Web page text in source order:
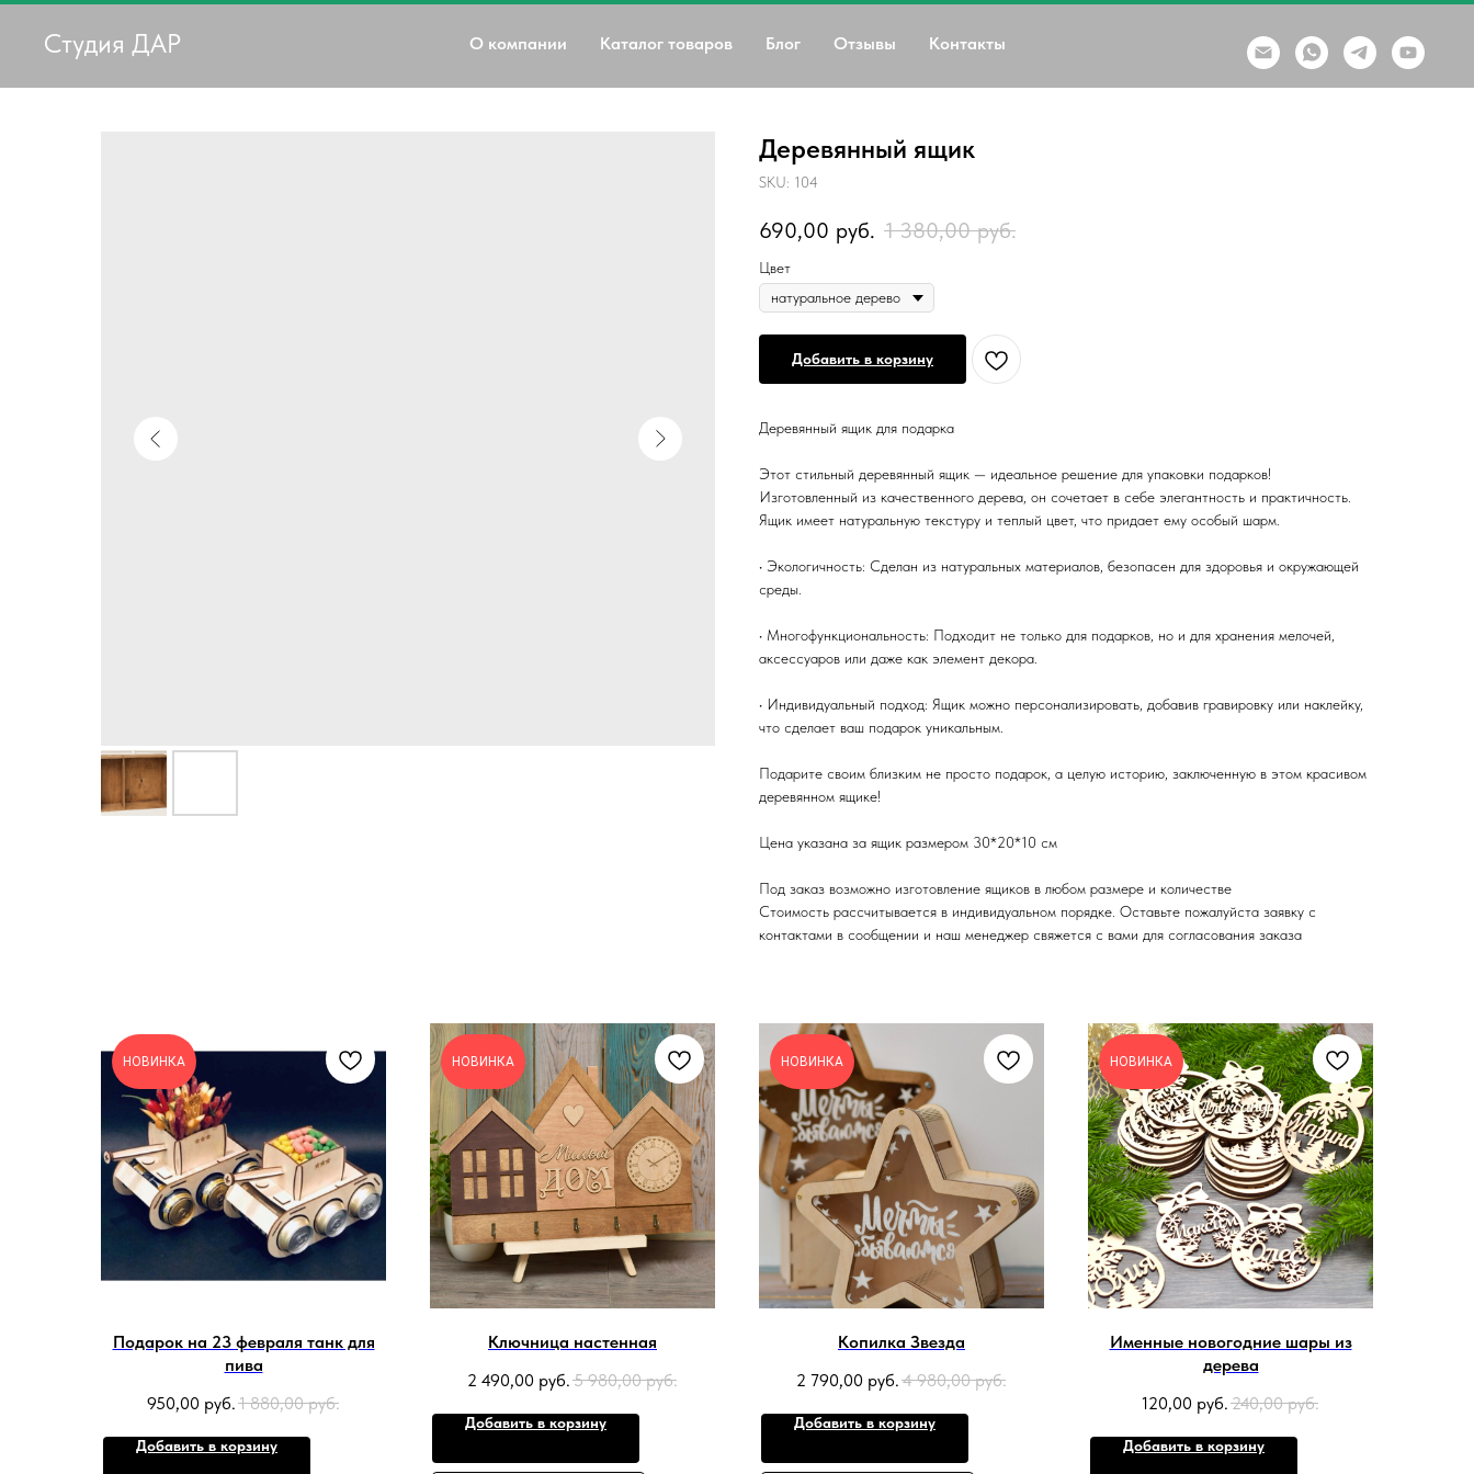
Студия ДАР О компании Каталог товаров Блог Отзывы Контакты
Деревянный ящик
SKU: 104
690,00 руб. 1 380,00 руб.
Цвет
Добавить в корзину
Деревянный ящик для подарка
Этот стильный деревянный ящик — идеальное решение для упаковки подарков!
Изготовленный из качественного дерева, он сочетает в себе элегантность и практичность.
Ящик имеет натуральную текстуру и теплый цвет, что придает ему особый шарм.
• Экологичность: Сделан из натуральных материалов, безопасен для здоровья и окружающей
среды.
• Многофункциональность: Подходит не только для подарков, но и для хранения мелочей,
аксессуаров или даже как элемент декора.
• Индивидуальный подход: Ящик можно персонализировать, добавив гравировку или наклейку,
что сделает ваш подарок уникальным.
Подарите своим близким не просто подарок, а целую историю, заключенную в этом красивом
деревянном ящике!
Цена указана за ящик размером 30*20*10 см
Под заказ возможно изготовление ящиков в любом размере и количестве
Стоимость рассчитывается в индивидуальном порядке. Оставьте пожалуйста заявку с
контактами в сообщении и наш менеджер свяжется с вами для согласования заказа
НОВИНКА
Подарок на 23 февраля танк для
пива
950,00 руб. 1 880,00 руб.
Добавить в корзину
НОВИНКА
Ключница настенная
2 490,00 руб. 5 980,00 руб.
Добавить в корзину
НОВИНКА
Копилка Звезда
2 790,00 руб. 4 980,00 руб.
Добавить в корзину
НОВИНКА
Именные новогодние шары из
дерева
120,00 руб. 240,00 руб.
Добавить в корзину